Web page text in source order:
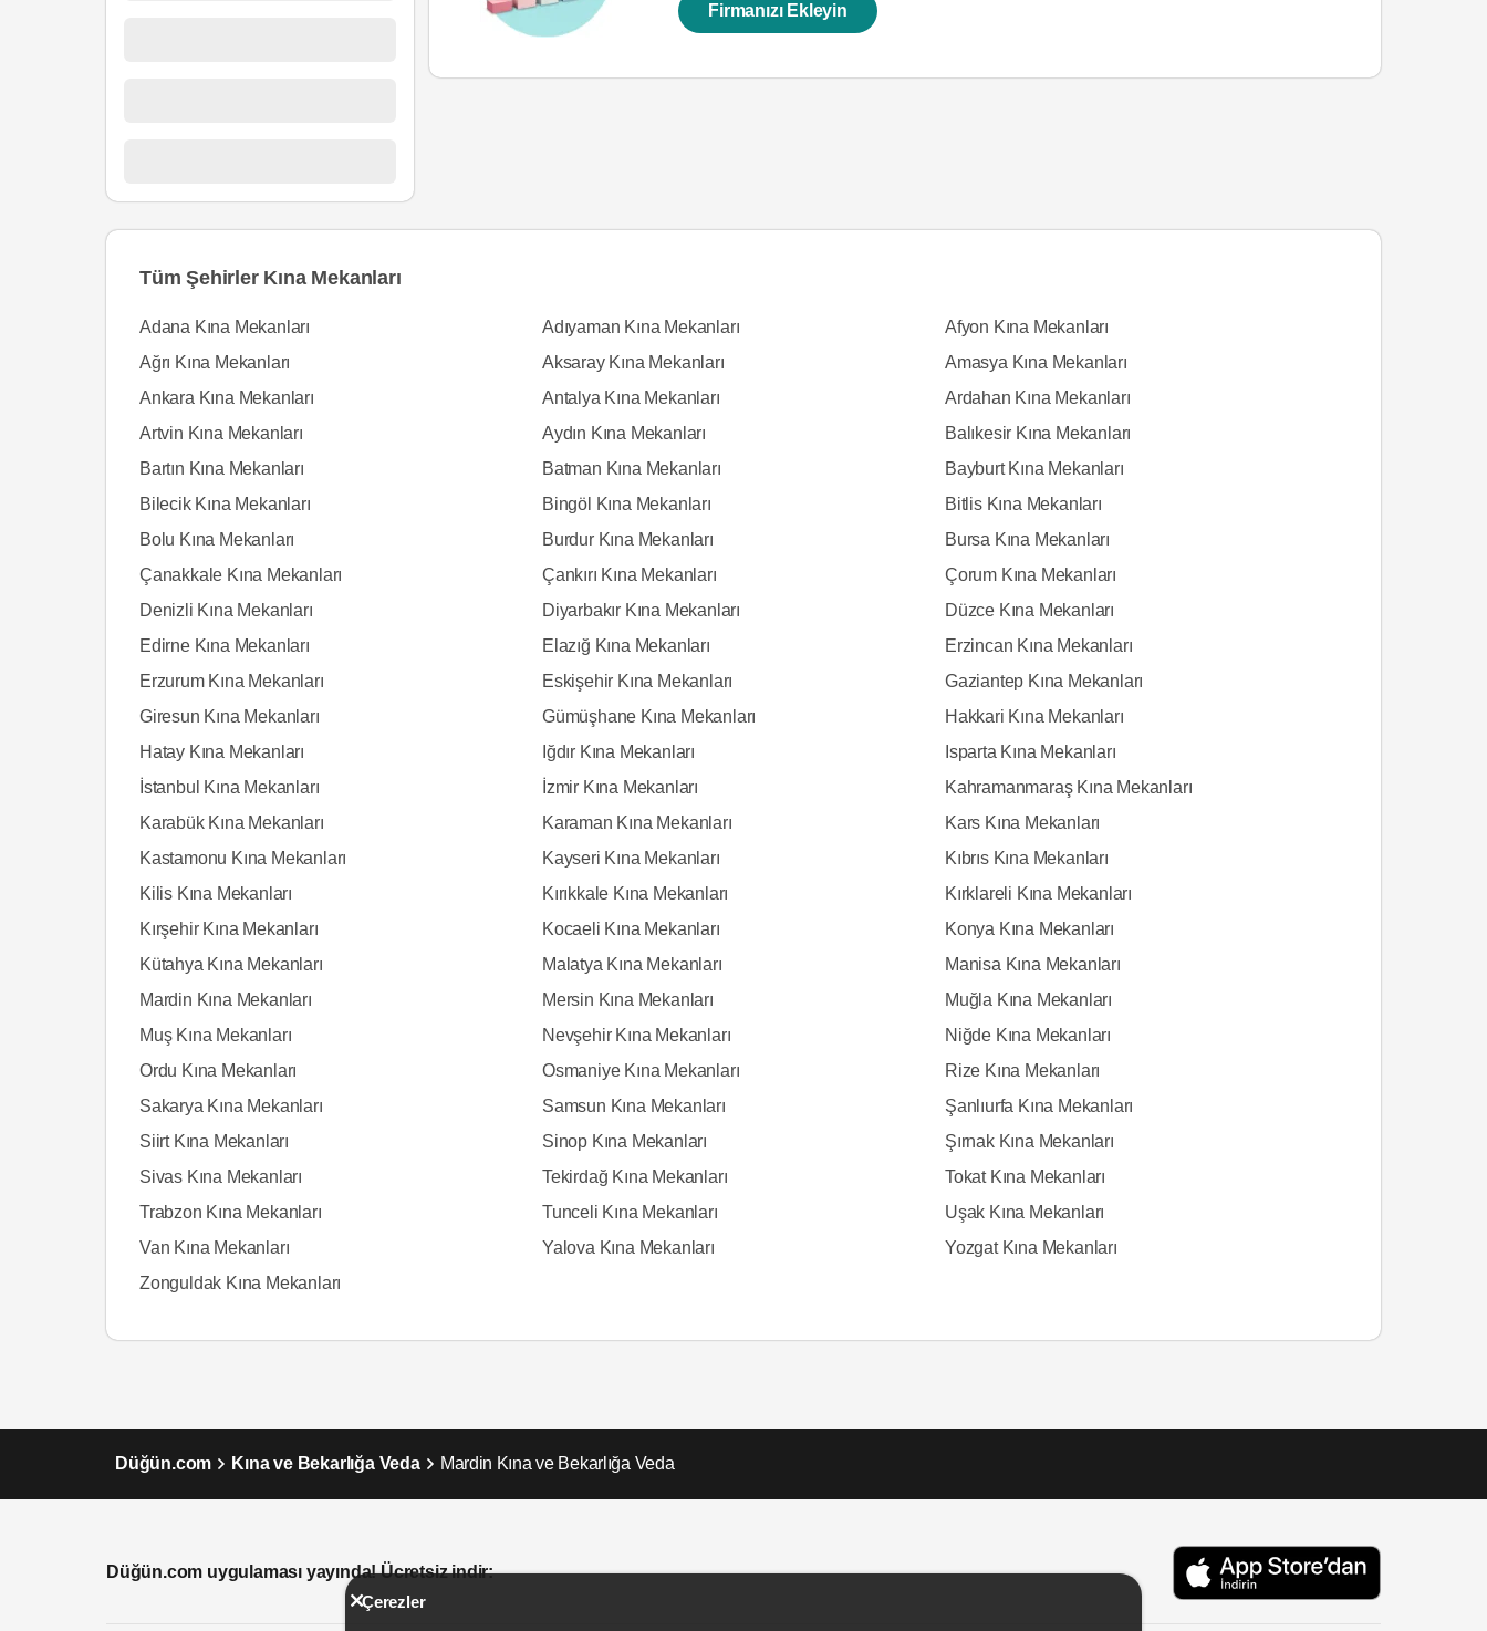
Firmanızı Ekleyin
Tüm Şehirler Kına Mekanları
Adana Kına Mekanları Adıyaman Kına Mekanları
Afyon Kına Mekanları
Ağrı Kına Mekanları
Aksaray Kına Mekanları
Amasya Kına Mekanları
Ankara Kına Mekanları
Antalya Kına Mekanları
Ardahan Kına Mekanları
Artvin Kına Mekanları
Aydın Kına Mekanları
Balıkesir Kına Mekanları
Bartın Kına Mekanları
Batman Kına Mekanları
Bayburt Kına Mekanları
Bilecik Kına Mekanları
Bingöl Kına Mekanları
Bitlis Kına Mekanları
Bolu Kına Mekanları
Burdur Kına Mekanları
Bursa Kına Mekanları
Çanakkale Kına Mekanları
Çankırı Kına Mekanları
Çorum Kına Mekanları
Denizli Kına Mekanları
Diyarbakır Kına Mekanları
Düzce Kına Mekanları
Edirne Kına Mekanları
Elazığ Kına Mekanları
Erzincan Kına Mekanları
Erzurum Kına Mekanları
Eskişehir Kına Mekanları
Gaziantep Kına Mekanları
Giresun Kına Mekanları
Gümüşhane Kına Mekanları
Hakkari Kına Mekanları
Hatay Kına Mekanları
Iğdır Kına Mekanları
Isparta Kına Mekanları
İstanbul Kına Mekanları
İzmir Kına Mekanları
Kahramanmaraş Kına Mekanları
Karabük Kına Mekanları
Karaman Kına Mekanları
Kars Kına Mekanları
Kastamonu Kına Mekanları
Kayseri Kına Mekanları
Kıbrıs Kına Mekanları
Kilis Kına Mekanları
Kırıkkale Kına Mekanları
Kırklareli Kına Mekanları
Kırşehir Kına Mekanları
Kocaeli Kına Mekanları
Konya Kına Mekanları
Kütahya Kına Mekanları
Malatya Kına Mekanları
Manisa Kına Mekanları
Mardin Kına Mekanları
Mersin Kına Mekanları
Muğla Kına Mekanları
Muş Kına Mekanları
Nevşehir Kına Mekanları
Niğde Kına Mekanları
Ordu Kına Mekanları
Osmaniye Kına Mekanları
Rize Kına Mekanları
Sakarya Kına Mekanları
Samsun Kına Mekanları
Şanlıurfa Kına Mekanları
Siirt Kına Mekanları
Sinop Kına Mekanları
Şırnak Kına Mekanları
Sivas Kına Mekanları
Tekirdağ Kına Mekanları
Tokat Kına Mekanları
Trabzon Kına Mekanları
Tunceli Kına Mekanları
Uşak Kına Mekanları
Van Kına Mekanları
Yalova Kına Mekanları
Yozgat Kına Mekanları
Zonguldak Kına Mekanları
Düğün.com Kına ve Bekarlığa Veda Mardin Kına ve Bekarlığa Veda
Düğün.com uygulaması yayında! Ücretsiz indir:
Çerezler